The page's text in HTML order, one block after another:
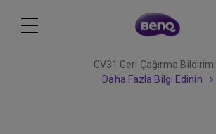
GV31 Geri Çağırma Bildirimi
Daha Fazla Bilgi Edinin